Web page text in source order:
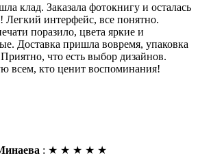
клад. Заказала фотокнигу и осталась
Легкий интерфейс, все понятно.
поразило, цвета яркие и
Доставка пришла вовремя, упаковка
что есть выбор дизайнов.
всем, кто ценит воспоминания!
: ★ ★ ★ ★ ★